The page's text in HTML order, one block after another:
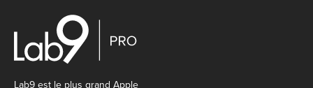
Lab9 est le plus grand Apple